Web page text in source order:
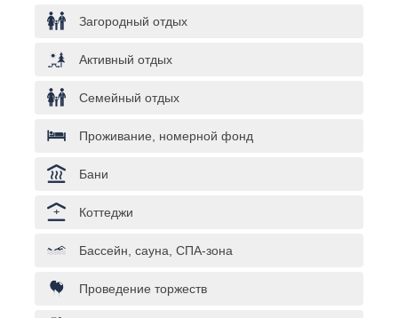
Загородный отдых
Активный отдых
Семейный отдых
Проживание, номерной фонд
Бани
Коттеджи
Бассейн, сауна, СПА-зона
Проведение торжеств